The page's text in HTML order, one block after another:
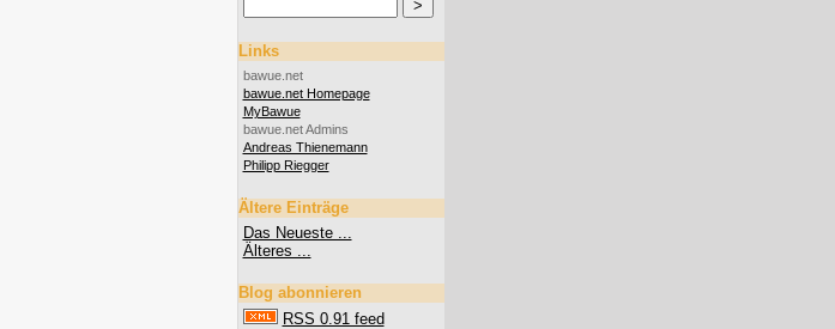
Links
bawue.net
bawue.net Homepage
MyBawue
bawue.net Admins
Andreas Thienemann
Philipp Riegger
Ältere Einträge
Das Neueste ...
Älteres ...
Blog abonnieren
RSS 0.91 feed